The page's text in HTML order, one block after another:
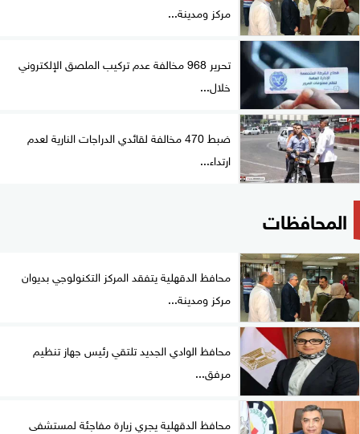
مركز ومدينة...
تحرير 968 مخالفة عدم تركيب الملصق الإلكتروني
خلال...
ضبط 470 مخالفة لقائدي الدراجات النارية لعدم
ارتداء...
المحافظات
محافظ الدقهلية يتفقد المركز التكنولوجي بديوان
مركز ومدينة...
محافظ الوادي الجديد تلتقي رئيس جهاز تنظيم
مرفق...
محافظ الدقهلية يجري زيارة مفاجئة لمستشفى